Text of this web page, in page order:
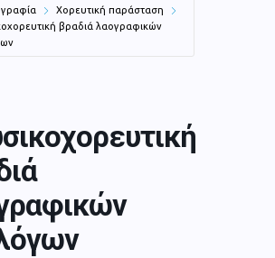
Χορευτική παράσταση
βραδιά λαογραφικών